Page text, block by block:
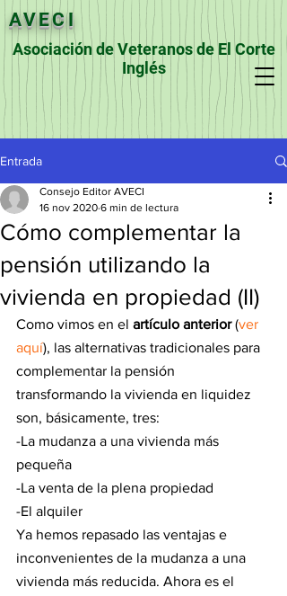
AVECI
Asociación de Veteranos de El Corte
Inglés
Entrada
Cómo complementar la
pensión utilizando la
vivienda en propiedad (II)
Consejo Editor AVECI
16 nov 2020 6 min de lectura
Como vimos en el artículo anterior (ver
aquí), las alternativas tradicionales para
complementar la pensión
transformando la vivienda en liquidez
son, básicamente, tres:
-La mudanza a una vivienda más
pequeña
-La venta de la plena propiedad
-El alquiler
Ya hemos repasado las ventajas e
inconvenientes de la mudanza a una
vivienda más reducida. Ahora es el